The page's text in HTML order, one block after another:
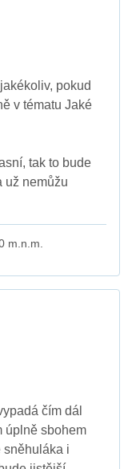
pokud
v tématu Jaké
tak to bude
už nemůžu
m.n.m.
čím dál
úplně sbohem
sněhuláka i